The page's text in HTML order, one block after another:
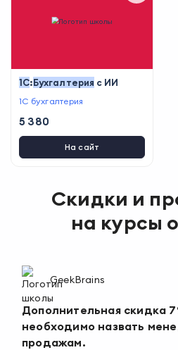
1С:Бухгалтерия с ИИ
1С бухгалтерия
5 380
На сайт
Скидки и
на курсы
GeekBrains
Дополнительная скидка
необходимо назвать
продажам.